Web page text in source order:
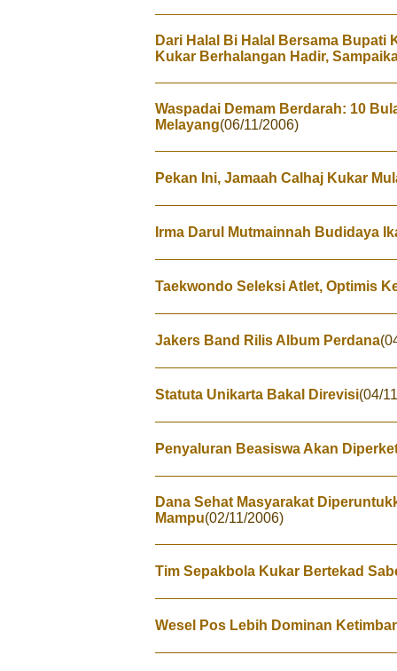
Dari Halal Bi Halal Bersama
Kukar Berhalangan Hadir,
Waspadai Demam Berdarah: 10
Melayang(06/11/2006)
Pekan Ini, Jamaah Calhaj Kukar
Irma Darul Mutmainnah Budidaya
Taekwondo Seleksi Atlet, Optimis
Jakers Band Rilis Album Perdana
Statuta Unikarta Bakal Direvisi(04/
Penyaluran Beasiswa Akan
Dana Sehat Masyarakat
Mampu(02/11/2006)
Tim Sepakbola Kukar Bertekad
Wesel Pos Lebih Dominan